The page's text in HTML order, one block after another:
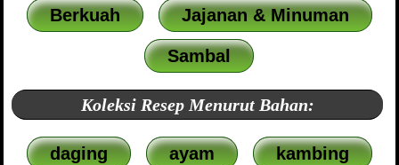
Berkuah Jajanan & Minuman
Sambal
Koleksi Resep Menurut Bahan:
daging ayam kambing